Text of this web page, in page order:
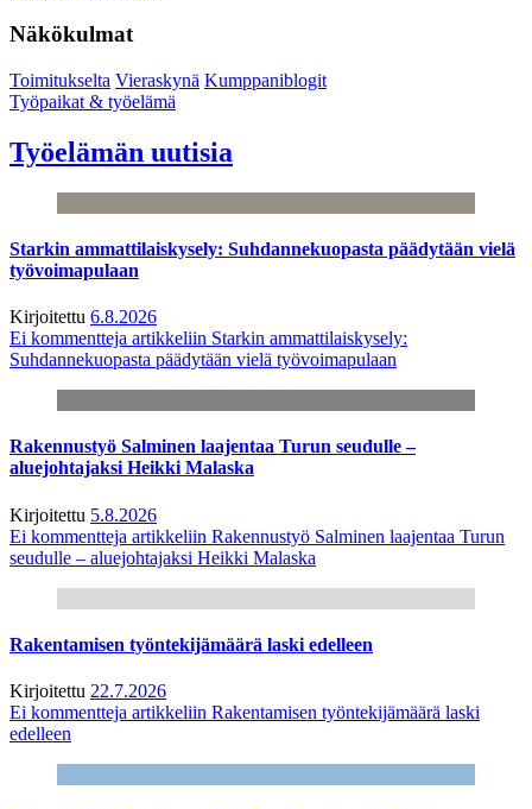
Näkökulmat
Toimitukselta Vieraskynä Kumppaniblogit
Työpaikat & työelämä
Työelämän uutisia
Starkin ammattilaiskysely: Suhdannekuopasta päädytään vielä
työvoimapulaan
Kirjoitettu 6.8.2026
Ei kommentteja artikkeliin Starkin ammattilaiskysely:
Suhdannekuopasta päädytään vielä työvoimapulaan
Rakennustyö Salminen laajentaa Turun seudulle –
aluejohtajaksi Heikki Malaska
Kirjoitettu 5.8.2026
Ei kommentteja artikkeliin Rakennustyö Salminen laajentaa Turun
seudulle – aluejohtajaksi Heikki Malaska
Rakentamisen työntekijämäärä laski edelleen
Kirjoitettu 22.7.2026
Ei kommentteja artikkeliin Rakentamisen työntekijämäärä laski
edelleen